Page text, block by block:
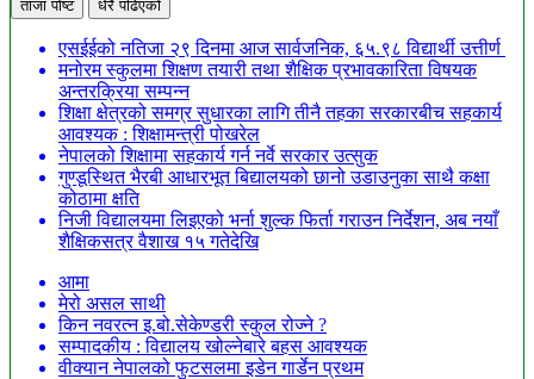
ताजा पोष्ट धेरै पढिएको
एसईईको नतिजा २९ दिनमा आज सार्वजनिक, ६५.९८ विद्यार्थी उत्तीर्ण
मनोरम स्कुलमा शिक्षण तयारी तथा शैक्षिक प्रभावकारिता विषयक
अन्तरक्रिया सम्पन्न
शिक्षा क्षेत्रको समग्र सुधारका लागि तीनै तहका सरकारबीच सहकार्य
आवश्यक : शिक्षामन्त्री पोखरेल
नेपालको शिक्षामा सहकार्य गर्न नर्वे सरकार उत्सुक
गुण्डूस्थित भैरबी आधारभूत बिद्यालयको छानो उडाउनुका साथै कक्षा
कोठामा क्षति
निजी विद्यालयमा लिइएको भर्ना शुल्क फिर्ता गराउन निर्देशन, अब नयाँ
शैक्षिकसत्र वैशाख १५ गतेदेखि
आमा
मेरो असल साथी
किन नवरत्न इ.बो.सेकेण्डरी स्कुल रोज्ने ?
सम्पादकीय : विद्यालय खोल्नेबारे बहस आवश्यक
वीक्यान नेपालको फुटसलमा इडेन गार्डेन प्रथम